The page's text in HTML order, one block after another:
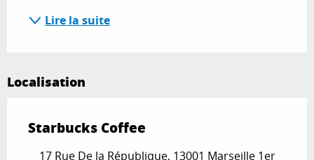
Lire la suite
Localisation
Starbucks Coffee
17 Rue De la République, 13001 Marseille 1er